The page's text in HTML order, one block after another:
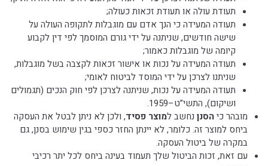
תעודת עולה או תעודת זכאות כעולה;
תעודה המעידה כי הנך אדם עם מוגבלות לתקופה העולה על
שישה חודשים, שניתנה על ידי גורם המוסמך לפי דין לקבוע
קיומה של מוגבלות כאמור;
תעודה המעידה על נכות או אישור זכאות לקצבה בשל מוגבלות,
שניתנו לצרכן על ידי המוסד לביטוח לאומי;
תעודה המעידה על נכות, שניתנה לצרכן לפי חוק הנכים (תגמולים
ושיקום), התשי”ט–1959.
מובהר כיהסנן נחשב למוצר פסיד, ולכן לא ניתן לבטל את העסקה
ביחס למוצר זה. כלומר, לא יינתן החזר כספי בגין שימוש בסנן, גם
במקרה של ביטול העסקה.
עם זאת, זכות הביטול שלך תעמוד בעינה ביחס לכל יתר רכיבי